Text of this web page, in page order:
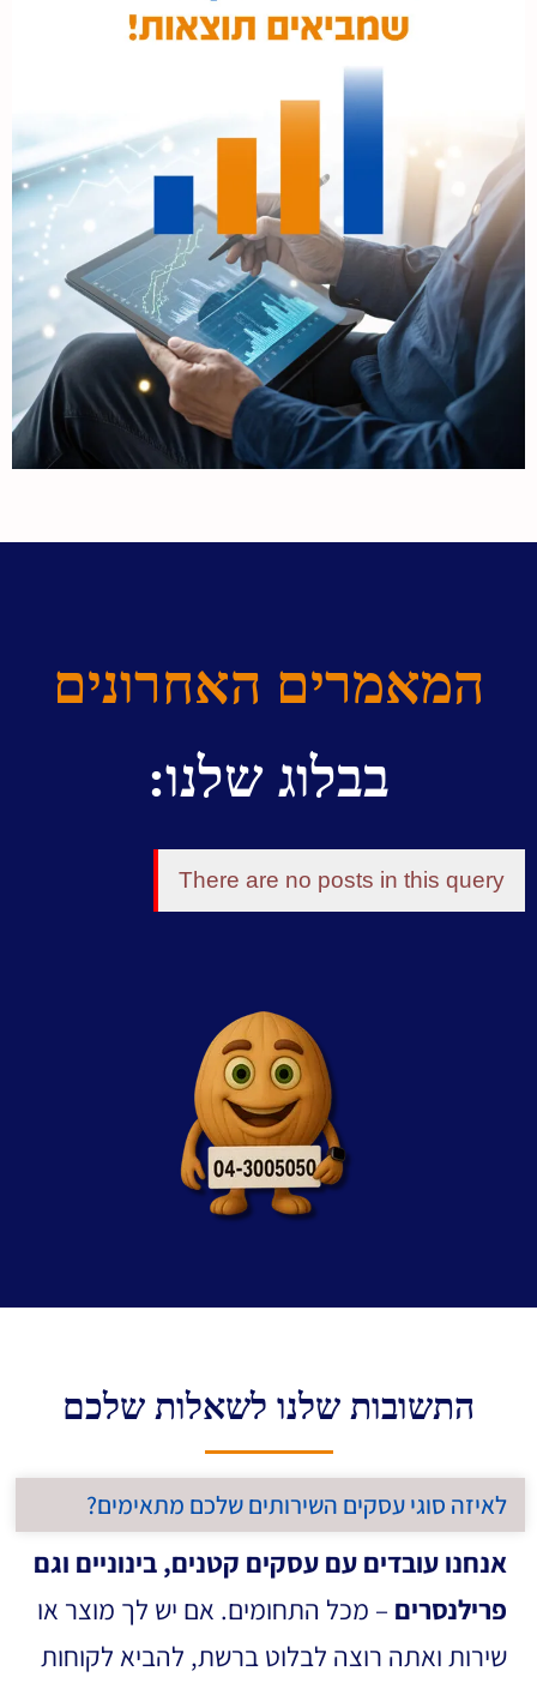
המאמרים האחרונים
בבלוג שלנו:
There are no posts in this query
התשובות שלנו לשאלות שלכם
לאיזה סוגי עסקים השירותים שלכם מתאימים?
אנחנו עובדים עם עסקים קטנים, בינוניים וגם
פרילנסרים – מכל התחומים. אם יש לך מוצר או
שירות ואתה רוצה לבלוט ברשת, להביא לקוחות